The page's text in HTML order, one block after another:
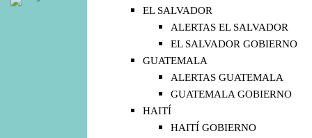
EL SALVADOR
ALERTAS EL SALVADOR
EL SALVADOR GOBIERNO
GUATEMALA
ALERTAS GUATEMALA
GUATEMALA GOBIERNO
HAITÍ
HAITÍ GOBIERNO